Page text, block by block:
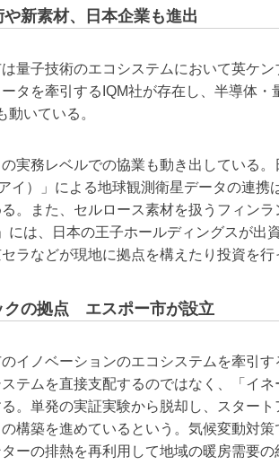
新素材、日本企業も進出
量子技術のエコシステムにおいて英ケ
タを牽引するIQM社が存在し、半導体
動いている。
の実務レベルでの協業も動き出している
イ）」による地球観測衛星データの連
。また、セルロース素材を扱うフィン
には、日本の王子ホールディングスが出
ラなどが現地に拠点を構えたり投資を行
クの拠点 エスポー市が設立
イノベーションのエコシステムを牽引
テムを直接支配するのではなく、「イ
。単発の実証実験から脱却し、スター
構築を進めているという。気候変動対
ーの排熱を再利用して地域の暖房需要